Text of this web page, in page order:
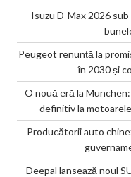
Isuzu D-Max 2026
Peugeot renunță la
în 2030 și
O nouă eră la
definitiv la
Producătorii auto
Deepal lansează noul